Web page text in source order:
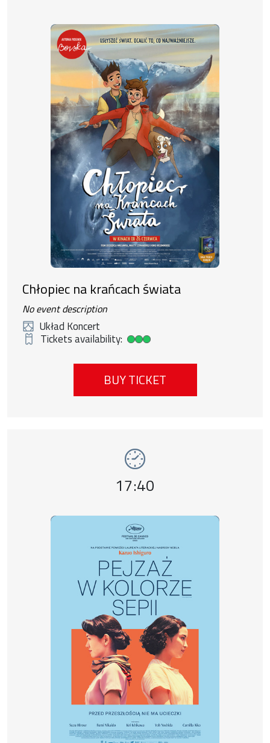
Chłopiec na krańcach świata
No event description
Układ Koncert
Tickets availability:
High ticket availability
BUY TICKET
Event time,
17:40